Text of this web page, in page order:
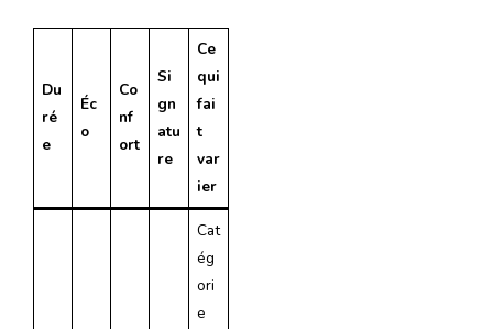
Du
ré
e
Éc
o
Co
nf
ort
Si
gn
atu
re
Ce
qui
fai
t
var
ier
Cat
ég
ori
e